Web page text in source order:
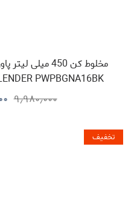
PWPBGNA16BK
۹٫۹۸۰٫۰۰۰
تخفیف